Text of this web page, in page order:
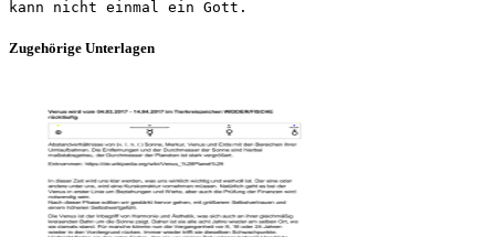
Zugehörige Unterlagen